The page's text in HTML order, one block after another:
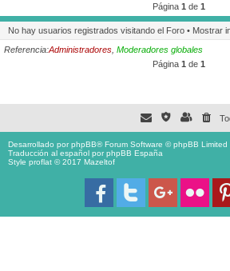
Página 1 de 1
No hay usuarios registrados visitando el Foro • Mostrar
Referencia:Administradores Moderadores globales
Página 1 de 1
Desarrollado porphpBB® Forum Software © phpBB Limited
Traducción al español porphpBB España
Style proflat © 2017 Mazeltof